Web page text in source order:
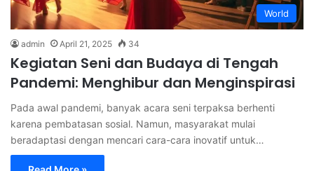
World
admin April 21, 2025 34
Kegiatan Seni dan Budaya di Tengah
Pandemi: Menghibur dan Menginspirasi
Pada awal pandemi, banyak acara seni terpaksa berhenti
karena pembatasan sosial. Namun, masyarakat mulai
beradaptasi dengan mencari cara-cara inovatif untuk…